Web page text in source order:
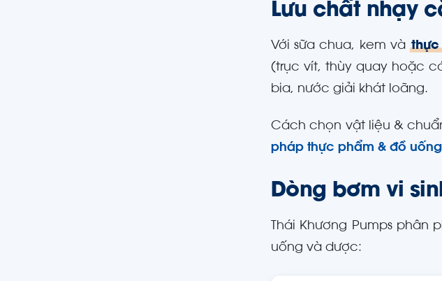
Lưu chất nhạy
Với sữa chua, kem và
(trục vít, thùy quay hoặc
bia, nước giải khát loãng.
Cách chọn vật liệu &
pháp thực phẩm & đồ uống
Dòng bơm vi
Thái Khương Pumps
uống và dược: